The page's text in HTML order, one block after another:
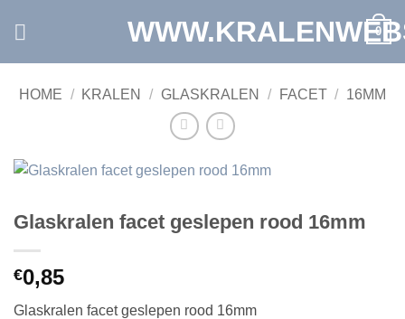
0
HOME / KRALEN / GLASKRALEN / FACET / 16MM
Glaskralen facet geslepen rood 16mm
€0,85
Glaskralen facet geslepen rood 16mm